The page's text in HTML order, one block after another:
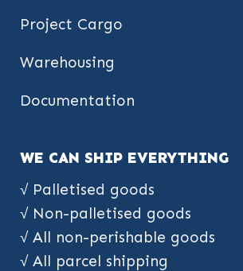
Project Cargo
Warehousing
Documentation
WE CAN SHIP EVERYTHING
√ Palletised goods
√ Non-palletised goods
√ All non-perishable goods
√ All parcel shipping